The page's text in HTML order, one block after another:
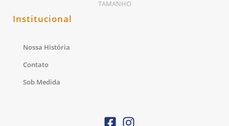
Institucional
Nossa História
Contato
Sob Medida